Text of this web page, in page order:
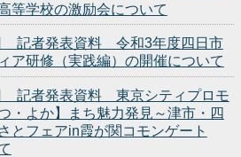
等学校の激励会について
記者発表資料 令和3年度四日市
ア研修（実践編）の開催について
記者発表資料 東京シティプロモ
・よか】まち魅力発見～津市・四
とフェアin霞が関コモンゲート